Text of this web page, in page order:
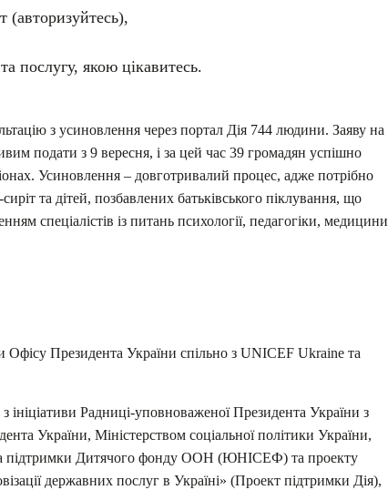
(авторизуйтесь),
послугу, якою цікавитесь.
з усиновлення через портал Дія 744 людини. Заяву на
подати з 9 вересня, і за цей час 39 громадян успішно
Усиновлення – довготривалий процес, адже потрібно
та дітей, позбавлених батьківського піклування, що
спеціалістів із питань психології, педагогіки, медицини
Президента України спільно з UNICEF Ukraine та
Радниці-уповноваженої Президента України з
України, Міністерством соціальної політики України,
підтримки Дитячого фонду ООН (ЮНІСЕФ) та проекту
державних послуг в Україні» (Проект підтримки Дія),